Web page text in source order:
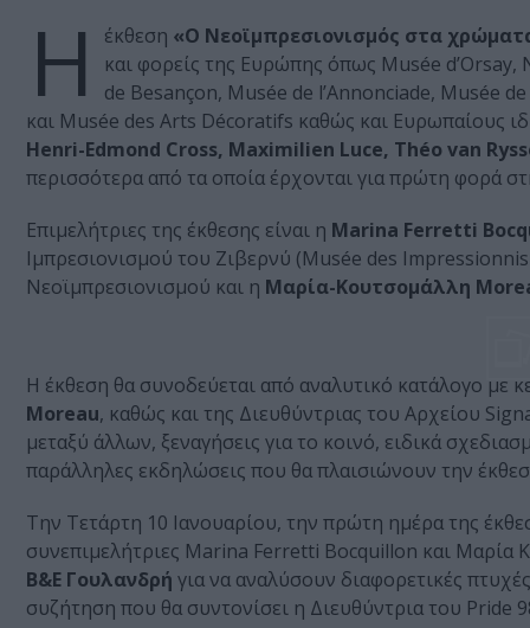
Η έκθεση «Ο Νεοϊμπρεσιονισμός στα
και φορείς της Ευρώπης όπως Musée
de Besançon, Musée de l’Annonciade, Musée
και Musée des Arts Décoratifs καθώς και Ευρωπαίους
Henri-Edmond Cross, Maximilien Luce, Théo van
περισσότερα από τα οποία έρχονται για πρώτη φορά
Επιμελήτριες της έκθεσης είναι η Marina Ferretti
Ιμπρεσιονισμού του Ζιβερνύ (Musée des
Νεοϊμπρεσιονισμού και η Μαρία-Κουτσομάλλη
Η έκθεση θα συνοδεύεται από αναλυτικό κατάλογο με
Moreau, καθώς και της Διευθύντριας του Αρχείου
μεταξύ άλλων, ξεναγήσεις για το κοινό, ειδικά
παράλληλες εκδηλώσεις που θα πλαισιώνουν την
Την Τετάρτη 10 Ιανουαρίου, την πρώτη ημέρα της
συνεπιμελήτριες Marina Ferretti Bocquillon και Μαρία
Β&Ε Γουλανδρή για να αναλύσουν διαφορετικές
συζήτηση που θα συντονίσει η Διευθύντρια του Pride